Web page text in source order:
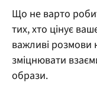
Що не варто
тих, хто цінує
важливі розмови
зміцнювати
образи.